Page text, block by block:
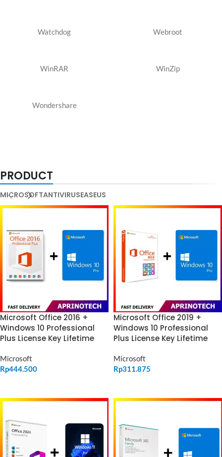
Watchdog Webroot
WinRAR WinZip
Wondershare
PRODUCT
MICROSOFTANTIVIRUSEASEUS
Microsoft Office 2016 +
Windows 10 Professional
Plus License Key Lifetime
Microsoft
Rp444.500
Microsoft Office 2019 +
Windows 10 Professional
Plus License Key Lifetime
Microsoft
Rp311.875